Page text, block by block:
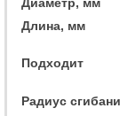
Длина, мм
Подходит
Радиус